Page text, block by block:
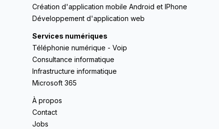
Création d'application mobile Android et IPhone
Développement d'application web
Services numériques
Téléphonie numérique - Voip
Consultance informatique
Infrastructure informatique
Microsoft 365
À propos
Contact
Jobs